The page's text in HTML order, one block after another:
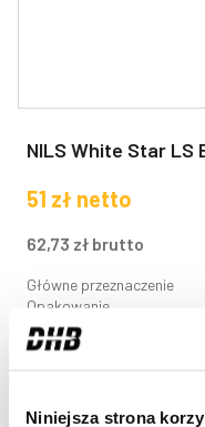
Niniejsza strona
NILS White Star LS
51 zł netto
62,73 zł brutto
Główne przeznaczenie
Opakowanie